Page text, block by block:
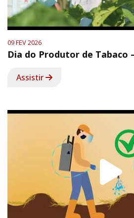
09 FEV 2026
Dia do Produtor de Tabaco
Assistir